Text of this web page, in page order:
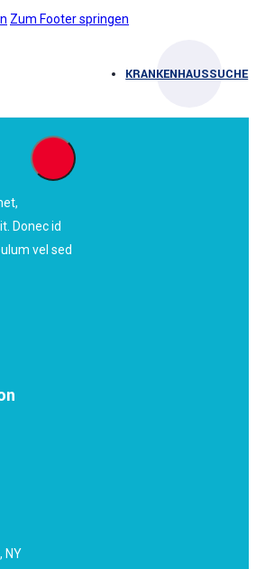
Zum Footer springen
KRANKENHAUSSUCHE
Donec id
vel sed
NY